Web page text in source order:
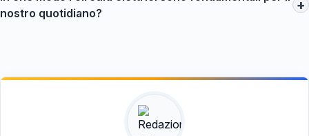
rifiuti e promuovendo la sostenibilità nel settore elettronico.
nostro quotidiano?
+
nell'Internet of Things (IoT).